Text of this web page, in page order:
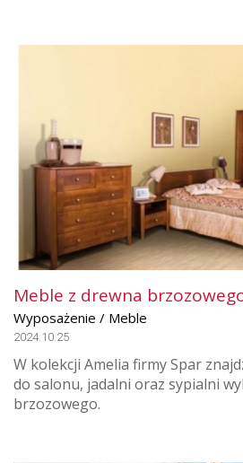
Meble z drewna
Wyposażenie / Meble
2024.10.25
W kolekcji Amelia firmy Spar
do salonu, jadalni oraz sypialni
brzozowego.